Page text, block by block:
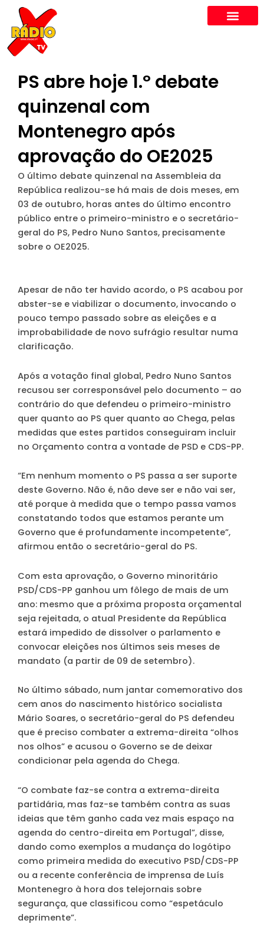
content
PS abre hoje 1.º debate
quinzenal com
Montenegro após
aprovação do OE2025
O último debate quinzenal na Assembleia da
República realizou-se há mais de dois meses, em
03 de outubro, horas antes do último encontro
público entre o primeiro-ministro e o secretário-
geral do PS, Pedro Nuno Santos, precisamente
sobre o OE2025.
Apesar de não ter havido acordo, o PS acabou por
abster-se e viabilizar o documento, invocando o
pouco tempo passado sobre as eleições e a
improbabilidade de novo sufrágio resultar numa
clarificação.
Após a votação final global, Pedro Nuno Santos
recusou ser corresponsável pelo documento – ao
contrário do que defendeu o primeiro-ministro
quer quanto ao PS quer quanto ao Chega, pelas
medidas que estes partidos conseguiram incluir
no Orçamento contra a vontade de PSD e CDS-PP.
“Em nenhum momento o PS passa a ser suporte
deste Governo. Não é, não deve ser e não vai ser,
até porque à medida que o tempo passa vamos
constatando todos que estamos perante um
Governo que é profundamente incompetente”,
afirmou então o secretário-geral do PS.
Com esta aprovação, o Governo minoritário
PSD/CDS-PP ganhou um fôlego de mais de um
ano: mesmo que a próxima proposta orçamental
seja rejeitada, o atual Presidente da República
estará impedido de dissolver o parlamento e
convocar eleições nos últimos seis meses de
mandato (a partir de 09 de setembro).
No último sábado, num jantar comemorativo dos
cem anos do nascimento histórico socialista
Mário Soares, o secretário-geral do PS defendeu
que é preciso combater a extrema-direita “olhos
nos olhos” e acusou o Governo se de deixar
condicionar pela agenda do Chega.
“O combate faz-se contra a extrema-direita
partidária, mas faz-se também contra as suas
ideias que têm ganho cada vez mais espaço na
agenda do centro-direita em Portugal”, disse,
dando como exemplos a mudança do logótipo
como primeira medida do executivo PSD/CDS-PP
ou a recente conferência de imprensa de Luís
Montenegro à hora dos telejornais sobre
segurança, que classificou como “espetáculo
deprimente”.